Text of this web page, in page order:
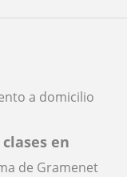
a domicilio
en
de Gramenet